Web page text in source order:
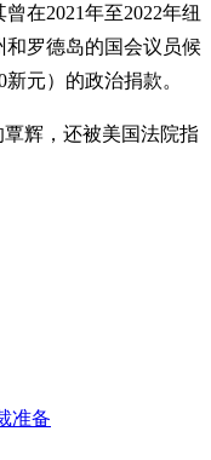
在2021年至2022年纽
罗德岛的国会议员候
元）的政治捐款。
辉，还被美国法院指
准备